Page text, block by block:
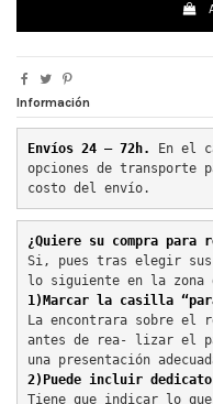
Información
Envíos 24 – 72h.
En el
opciones de transporte
costo del envío.
¿Quiere su compra para
Si, pues tras elegir sus
lo siguiente en la zona
1)Marcar la casilla
La encontrara sobre el
antes de rea- lizar el
una presentación
2)Puede incluir
Tiene que indicar lo